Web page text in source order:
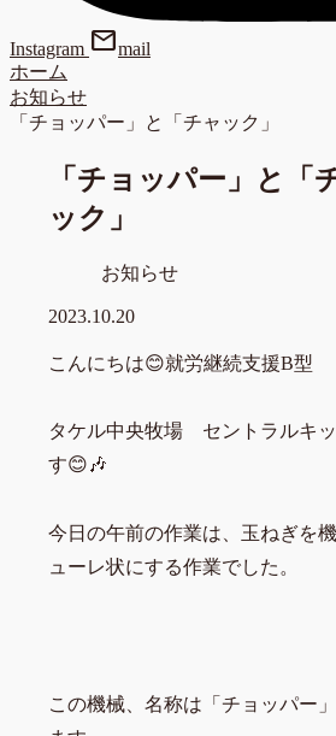
Instagram mailmail
ホーム
お知らせ
「チョッパー」と「チャック」
「チョッパー」と「
ック」
お知らせ
2023.10.20
こんにちは😊就労継続支援B型
タケル中央牧場 セントラルキ
す😊🎶
今日の午前の作業は、玉ねぎを
ューレ状にする作業でした。
この機械、名称は「チョッパー